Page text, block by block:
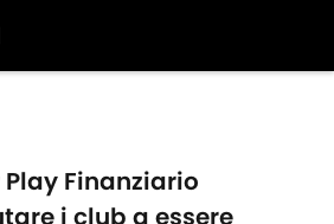
Finanziario
i club a essere